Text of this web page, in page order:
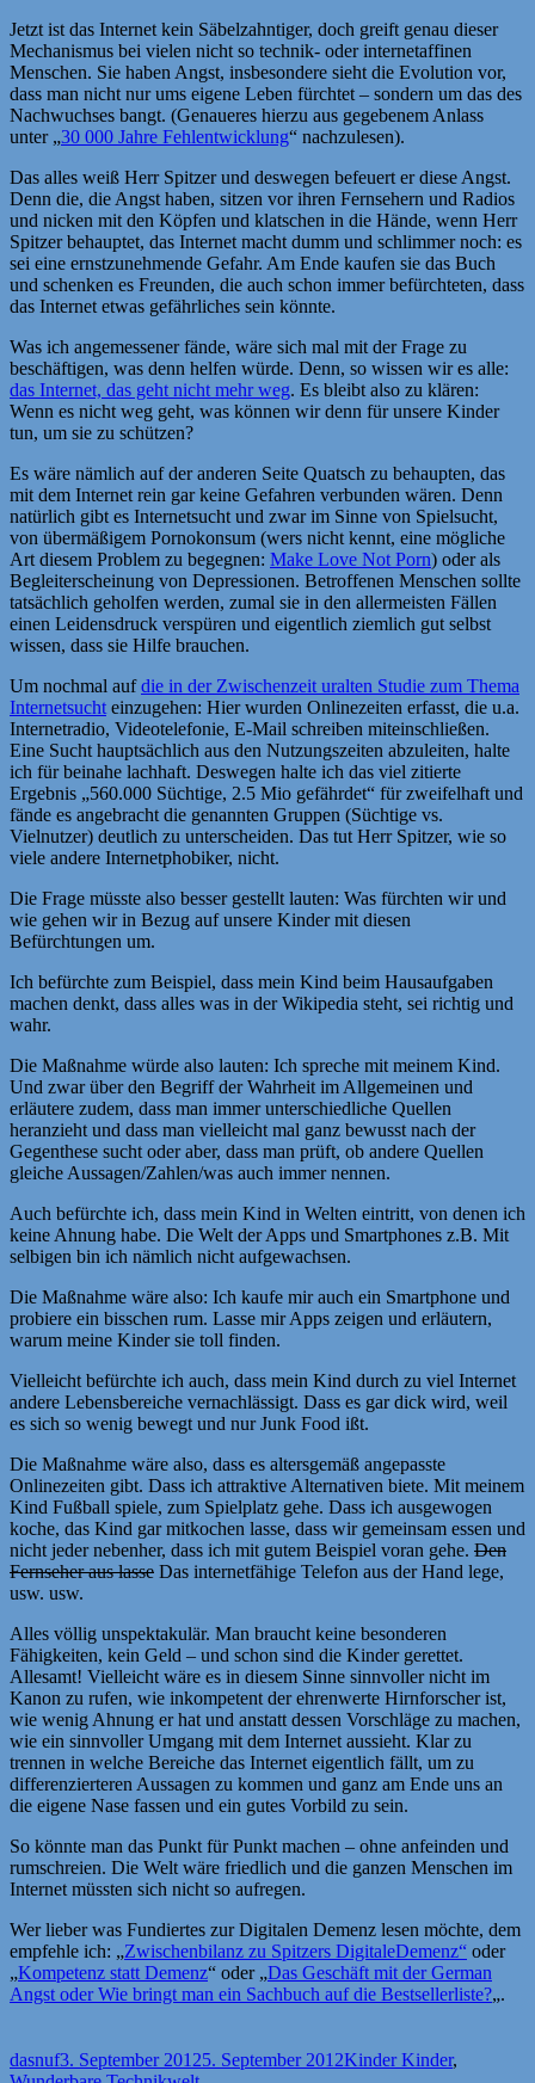
Jetzt ist das Internet kein Säbelzahntiger, doch greift genau dieser
Mechanismus bei vielen nicht so technik- oder internetaffinen
Menschen. Sie haben Angst, insbesondere sieht die Evolution vor,
dass man nicht nur ums eigene Leben fürchtet – sondern um das des
Nachwuchses bangt. (Genaueres hierzu aus gegebenem Anlass
unter „30 000 Jahre Fehlentwicklung“ nachzulesen).
Das alles weiß Herr Spitzer und deswegen befeuert er diese Angst.
Denn die, die Angst haben, sitzen vor ihren Fernsehern und Radios
und nicken mit den Köpfen und klatschen in die Hände, wenn Herr
Spitzer behauptet, das Internet macht dumm und schlimmer noch: es
sei eine ernstzunehmende Gefahr. Am Ende kaufen sie das Buch
und schenken es Freunden, die auch schon immer befürchteten, dass
das Internet etwas gefährliches sein könnte.
Was ich angemessener fände, wäre sich mal mit der Frage zu
beschäftigen, was denn helfen würde. Denn, so wissen wir es alle:
das Internet, das geht nicht mehr weg. Es bleibt also zu klären:
Wenn es nicht weg geht, was können wir denn für unsere Kinder
tun, um sie zu schützen?
Es wäre nämlich auf der anderen Seite Quatsch zu behaupten, das
mit dem Internet rein gar keine Gefahren verbunden wären. Denn
natürlich gibt es Internetsucht und zwar im Sinne von Spielsucht,
von übermäßigem Pornokonsum (wers nicht kennt, eine mögliche
Art diesem Problem zu begegnen: Make Love Not Porn) oder als
Begleiterscheinung von Depressionen. Betroffenen Menschen sollte
tatsächlich geholfen werden, zumal sie in den allermeisten Fällen
einen Leidensdruck verspüren und eigentlich ziemlich gut selbst
wissen, dass sie Hilfe brauchen.
Um nochmal aufdie in der Zwischenzeit uralten Studie zum Thema
Internetsucht einzugehen: Hier wurden Onlinezeiten erfasst, die u.a.
Internetradio, Videotelefonie, E-Mail schreiben miteinschließen.
Eine Sucht hauptsächlich aus den Nutzungszeiten abzuleiten, halte
ich für beinahe lachhaft. Deswegen halte ich das viel zitierte
Ergebnis „560.000 Süchtige, 2.5 Mio gefährdet“ für zweifelhaft und
fände es angebracht die genannten Gruppen (Süchtige vs.
Vielnutzer) deutlich zu unterscheiden. Das tut Herr Spitzer, wie so
viele andere Internetphobiker, nicht.
Die Frage müsste also besser gestellt lauten: Was fürchten wir und
wie gehen wir in Bezug auf unsere Kinder mit diesen
Befürchtungen um.
Ich befürchte zum Beispiel, dass mein Kind beim Hausaufgaben
machen denkt, dass alles was in der Wikipedia steht, sei richtig und
wahr.
Die Maßnahme würde also lauten: Ich spreche mit meinem Kind.
Und zwar über den Begriff der Wahrheit im Allgemeinen und
erläutere zudem, dass man immer unterschiedliche Quellen
heranzieht und dass man vielleicht mal ganz bewusst nach der
Gegenthese sucht oder aber, dass man prüft, ob andere Quellen
gleiche Aussagen/Zahlen/was auch immer nennen.
Auch befürchte ich, dass mein Kind in Welten eintritt, von denen ich
keine Ahnung habe. Die Welt der Apps und Smartphones z.B. Mit
selbigen bin ich nämlich nicht aufgewachsen.
Die Maßnahme wäre also: Ich kaufe mir auch ein Smartphone und
probiere ein bisschen rum. Lasse mir Apps zeigen und erläutern,
warum meine Kinder sie toll finden.
Vielleicht befürchte ich auch, dass mein Kind durch zu viel Internet
andere Lebensbereiche vernachlässigt. Dass es gar dick wird, weil
es sich so wenig bewegt und nur Junk Food ißt.
Die Maßnahme wäre also, dass es altersgemäß angepasste
Onlinezeiten gibt. Dass ich attraktive Alternativen biete. Mit meinem
Kind Fußball spiele, zum Spielplatz gehe. Dass ich ausgewogen
koche, das Kind gar mitkochen lasse, dass wir gemeinsam essen und
nicht jeder nebenher, dass ich mit gutem Beispiel voran gehe. Den
Fernseher aus lasse Das internetfähige Telefon aus der Hand lege,
usw. usw.
Alles völlig unspektakulär. Man braucht keine besonderen
Fähigkeiten, kein Geld – und schon sind die Kinder gerettet.
Allesamt! Vielleicht wäre es in diesem Sinne sinnvoller nicht im
Kanon zu rufen, wie inkompetent der ehrenwerte Hirnforscher ist,
wie wenig Ahnung er hat und anstatt dessen Vorschläge zu machen,
wie ein sinnvoller Umgang mit dem Internet aussieht. Klar zu
trennen in welche Bereiche das Internet eigentlich fällt, um zu
differenzierteren Aussagen zu kommen und ganz am Ende uns an
die eigene Nase fassen und ein gutes Vorbild zu sein.
So könnte man das Punkt für Punkt machen – ohne anfeinden und
rumschreien. Die Welt wäre friedlich und die ganzen Menschen im
Internet müssten sich nicht so aufregen.
Wer lieber was Fundiertes zur Digitalen Demenz lesen möchte, dem
empfehle ich: „Zwischenbilanz zu Spitzers DigitaleDemenz“ oder
„Kompetenz statt Demenz“ oder „Das Geschäft mit der German
Angst oder Wie bringt man ein Sachbuch auf die Bestsellerliste?„.
Autor
dasnufVeröffentlicht
3. September 20125. September 2012Kategorien
Kinder Kinder,